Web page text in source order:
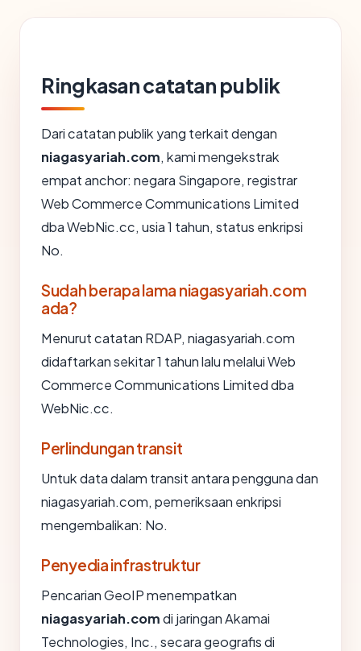
Ringkasan catatan publik
Dari catatan publik yang terkait dengan
niagasyariah.com, kami mengekstrak
empat anchor: negara Singapore, registrar
Web Commerce Communications Limited
dba WebNic.cc, usia 1 tahun, status enkripsi
No.
Sudah berapa lama niagasyariah.com
ada?
Menurut catatan RDAP, niagasyariah.com
didaftarkan sekitar 1 tahun lalu melalui Web
Commerce Communications Limited dba
WebNic.cc.
Perlindungan transit
Untuk data dalam transit antara pengguna dan
niagasyariah.com, pemeriksaan enkripsi
mengembalikan: No.
Penyedia infrastruktur
Pencarian GeoIP menempatkan
niagasyariah.comdi jaringan Akamai
Technologies, Inc., secara geografis di